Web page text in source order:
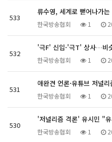
533
류수영, 세계로 뻗어나가
한국방송협회 1
532
'극F' 신입·'극T' 상사…비
한국방송협회 1
531
애완견 언론·유튜브 저널
한국방송협회 1
530
'저널리즘 격론' 유시민 "
한국방송협회 1